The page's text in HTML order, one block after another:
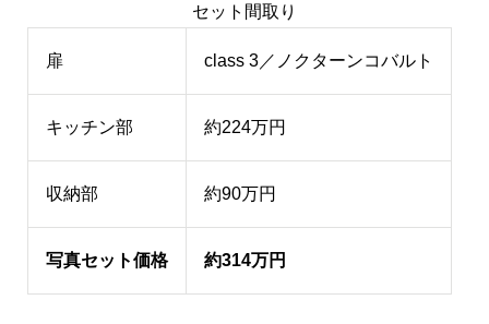
セット間取り
扉 class 3／ノクターンコバルト
キッチン部 約224万円
収納部 約90万円
写真セット価格 約314万円